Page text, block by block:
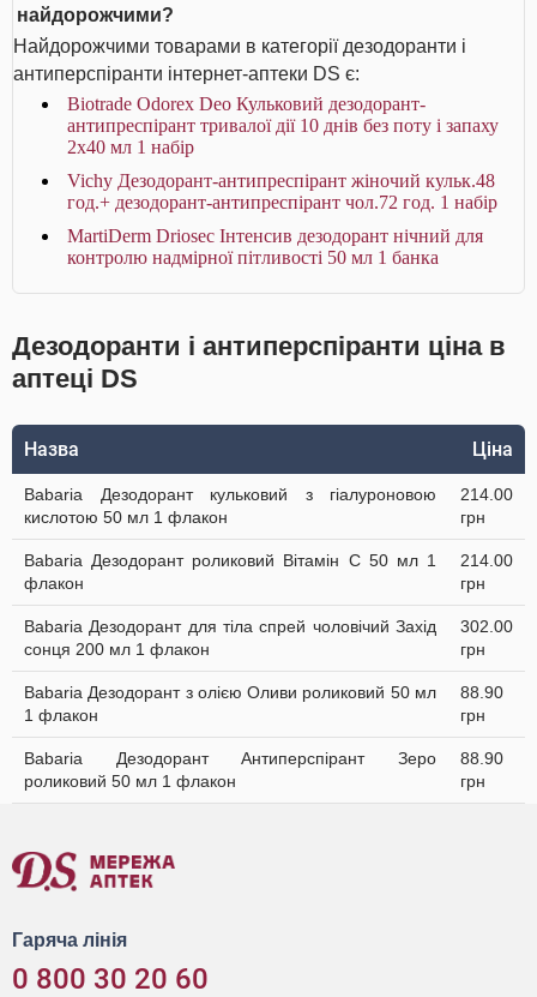
найдорожчими?
Найдорожчими товарами в категорії дезодоранти і
антиперспіранти інтернет-аптеки DS є:
Biotrade Odorex Deo Кульковий дезодорант-
антипреспірант тривалої дії 10 днів без поту і запаху
2х40 мл 1 набір
Vichy Дезодорант-антипреспірант жіночий кульк.48
год.+ дезодорант-антипреспірант чол.72 год. 1 набір
MartiDerm Driosec Інтенсив дезодорант нічний для
контролю надмірної пітливості 50 мл 1 банка
Дезодоранти і антиперспіранти ціна в
аптеці DS
Назва Ціна
Babaria Дезодорант кульковий з гіалуроновою
кислотою 50 мл 1 флакон
214.00
грн
Babaria Дезодорант роликовий Вітамін С 50 мл 1
флакон
214.00
грн
Babaria Дезодорант для тіла спрей чоловічий Захід
сонця 200 мл 1 флакон
302.00
грн
Babaria Дезодорант з олією Оливи роликовий 50 мл
1 флакон
88.90
грн
Babaria Дезодорант Антиперспірант Зеро
роликовий 50 мл 1 флакон
88.90
грн
Гаряча лінія
0 800 30 20 60